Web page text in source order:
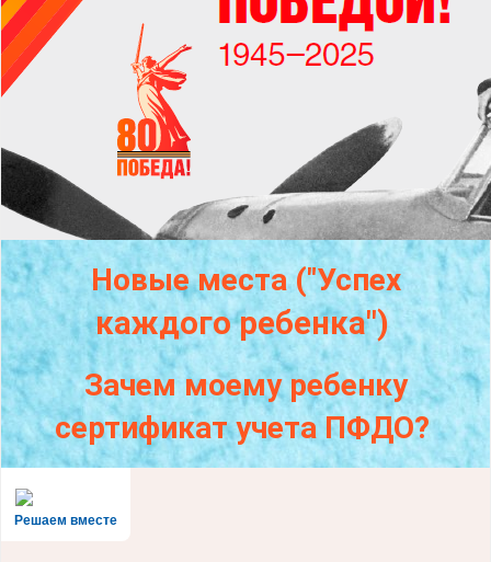
Новые места ("Успех
каждогоребенка")
Зачем моему ребенку
сертификат учета ПФДО?
Решаем вместе